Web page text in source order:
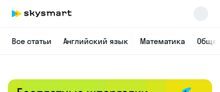
Все статьи Английский язык Математика